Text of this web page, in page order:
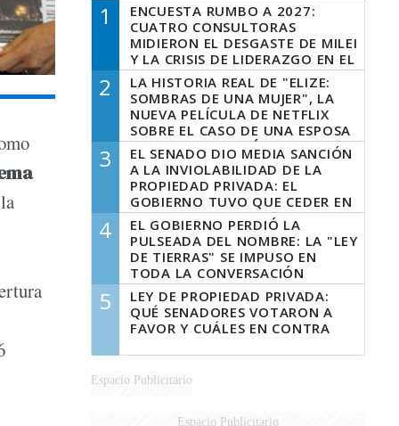
1
ENCUESTA RUMBO A 2027:
CUATRO CONSULTORAS
MIDIERON EL DESGASTE DE MILEI
Y LA CRISIS DE LIDERAZGO EN EL
PERONISMO
2
LA HISTORIA REAL DE "ELIZE:
SOMBRAS DE UNA MUJER", LA
NUEVA PELÍCULA DE NETFLIX
SOBRE EL CASO DE UNA ESPOSA
QUE DESCUARTIZÓ A SU
MARIDO
3
EL SENADO DIO MEDIA SANCIÓN
A LA INVIOLABILIDAD DE LA
PROPIEDAD PRIVADA: EL
GOBIERNO TUVO QUE CEDER EN
LA LEY DEL MANEJO DEL FUEGO
4
EL GOBIERNO PERDIÓ LA
PULSEADA DEL NOMBRE: LA "LEY
DE TIERRAS" SE IMPUSO EN
TODA LA CONVERSACIÓN
DIGITAL
5
LEY DE PROPIEDAD PRIVADA:
QUÉ SENADORES VOTARON A
FAVOR Y CUÁLES EN CONTRA
Espacio Publicitario
Espacio Publicitario